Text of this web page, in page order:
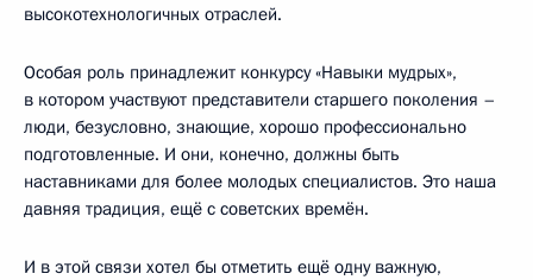
высокотехнологичных отраслей.
Особая роль принадлежит конкурсу «Навыки мудрых»,
в котором участвуют представители старшего поколения –
люди, безусловно, знающие, хорошо профессионально
подготовленные. И они, конечно, должны быть
наставниками для более молодых специалистов. Это наша
давняя традиция, ещё с советских времён.
И в этой связи хотел бы отметить ещё одну важную,